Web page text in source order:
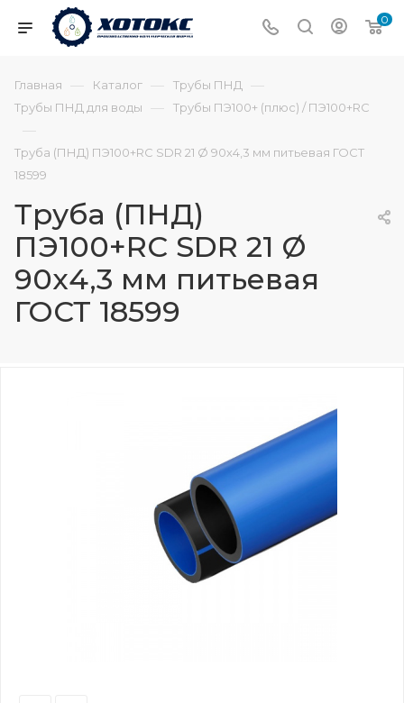
0
Главная — Каталог — Трубы ПНД —
Трубы ПНД для воды — Трубы ПЭ100+ (плюс) / ПЭ100+RC
—
Труба (ПНД) ПЭ100+RC SDR 21 Ø 90х4,3 мм питьевая ГОСТ
18599
Труба (ПНД)
ПЭ100+RC SDR 21 Ø
90х4,3 мм питьевая
ГОСТ 18599